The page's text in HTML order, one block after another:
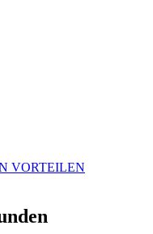
VORTEILEN